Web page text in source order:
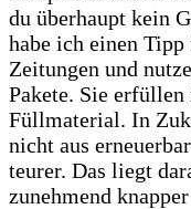
du überhaupt kein
habe ich einen
Zeitungen und
Pakete. Sie erfüllen
Füllmaterial. In
nicht aus
teurer. Das liegt
zunehmend